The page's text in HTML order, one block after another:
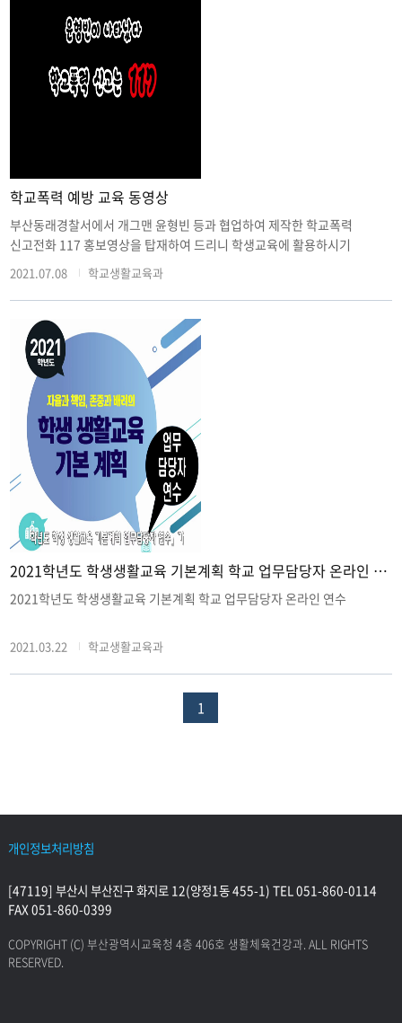
학교폭력 예방 교육 동영상
부산동래경찰서에서 개그맨 윤형빈 등과 협업하여 제작한 학교폭력
신고전화 117 홍보영상을 탑재하여 드리니 학생교육에 활용하시기
2021.07.08 학교생활교육과
2021학년도 학생생활교육 기본계획 학교 업무담당자 온라인 연수
2021학년도 학생생활교육 기본계획 학교 업무담당자 온라인 연수
2021.03.22 학교생활교육과
1
개인정보처리방침
[47119] 부산시 부산진구 화지로 12(양정1동 455-1) TEL 051-860-0114
FAX 051-860-0399
COPYRIGHT (C) 부산광역시교육청 4층 406호 생활체육건강과. ALL RIGHTS
RESERVED.